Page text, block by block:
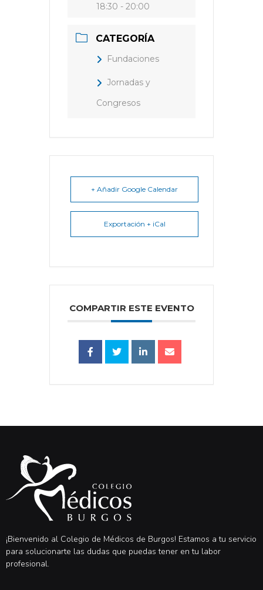
18:30 - 20:00
CATEGORÍA
Fundaciones
Jornadas y
Congresos
+ Añadir Google Calendar
Exportación + iCal
COMPARTIR ESTE EVENTO
¡Bienvenido al Colegio de Médicos de Burgos! Estamos a tu servicio
para solucionarte las dudas que puedas tener en tu labor
profesional.